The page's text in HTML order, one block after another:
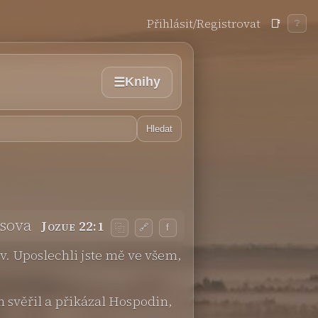
Přihlásit/Registrovat 📑 ❔
☰Knihy
Hledat
Jozue 22:1 ⿻ 🔗 f
Uposlechli jste mě ve všem,
svěřil a přikázal Hospodin,